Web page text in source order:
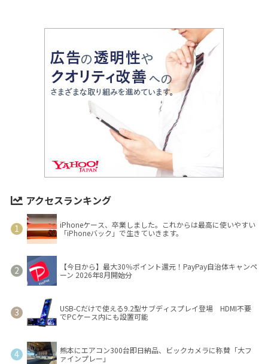
アクセスランキング
iPhoneケース、卒業しました。これからは最高に使いやすい
「iPhoneバック」で生きていきます。
【今日から】最大30％ポイント還元！PayPay自治体キャンペ
ーン 2026年8月開始分
USB-Cだけで使える9.2型サブディスプレイ登場 HDMI不要
でPCケース内にも設置可能
熊本にエアコン300台即日納品、ビックカメラに称賛「大フ
ァインプレー」